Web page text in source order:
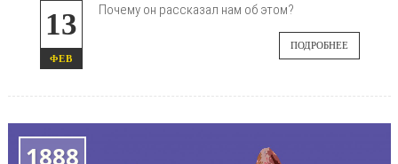
13
ФЕВ
Почему он рассказал нам об этом?
ПОДРОБНЕЕ
1888